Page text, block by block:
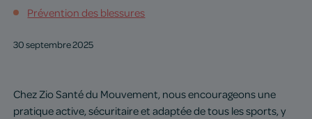
Prévention des blessures
30 septembre 2025
Chez Zio Santé du Mouvement, nous encourageons une
pratique active, sécuritaire et adaptée de tous les sports, y